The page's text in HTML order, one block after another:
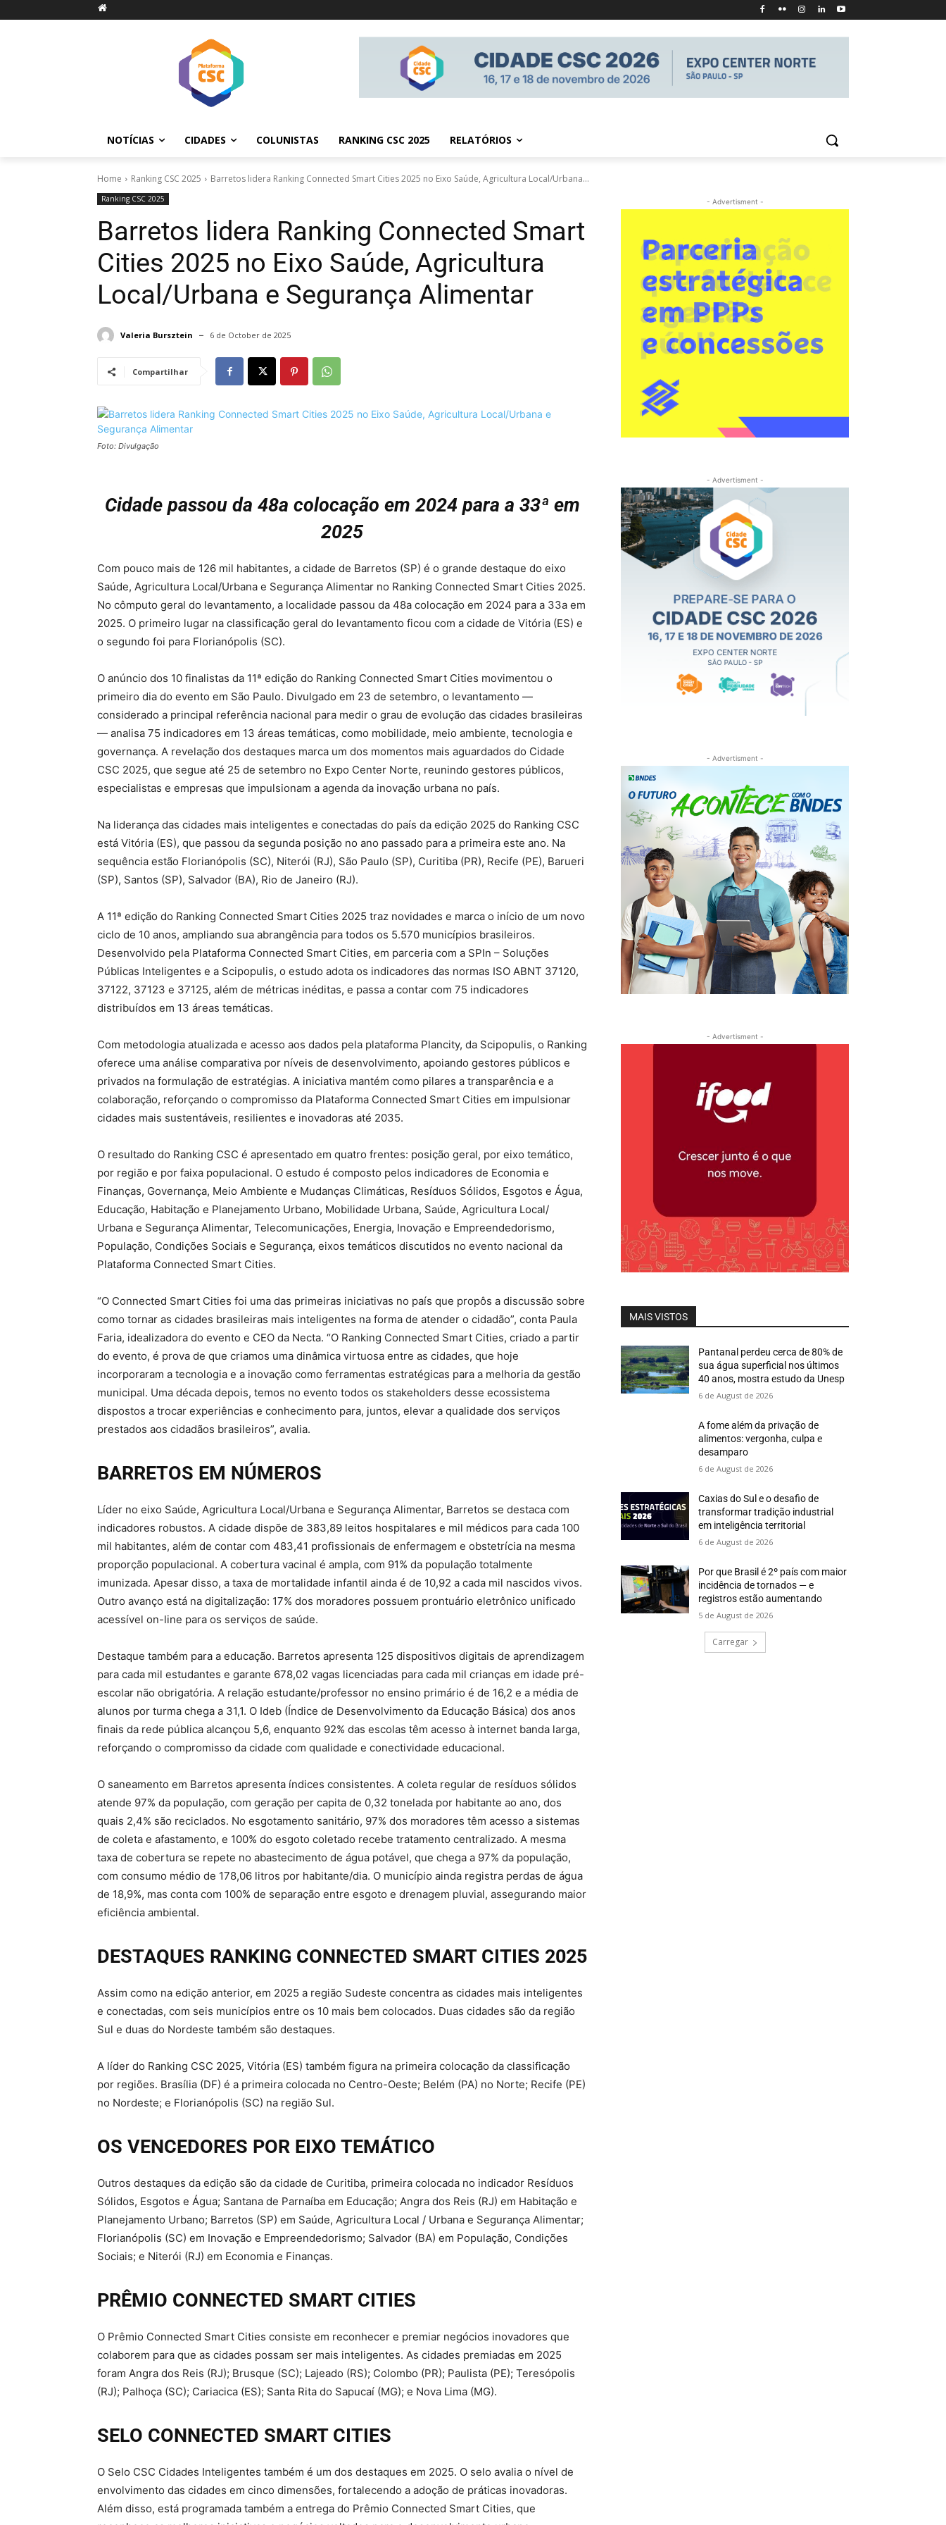
NOTÍCIAS CIDADES COLUNISTAS RANKING CSC 2025 RELATÓRIOS
Home Ranking CSC 2025 Barretos lidera Ranking Connected Smart Cities 2025 no Eixo Saúde, Agricultura Local/Urbana...
Ranking CSC 2025
Barretos lidera Ranking Connected Smart
Cities 2025 no Eixo Saúde, Agricultura
Local/Urbana e Segurança Alimentar
Valeria Bursztein 6 de October de 2025
Compartilhar
Foto: Divulgação
Cidade passou da 48a colocação em 2024 para a 33ª em
2025
Com pouco mais de 126 mil habitantes, a cidade de Barretos (SP) é o grande destaque do eixo
Saúde, Agricultura Local/Urbana e Segurança Alimentar no Ranking Connected Smart Cities 2025.
No cômputo geral do levantamento, a localidade passou da 48a colocação em 2024 para a 33a em
2025. O primeiro lugar na classificação geral do levantamento ficou com a cidade de Vitória (ES) e
o segundo foi para Florianópolis (SC).
O anúncio dos 10 finalistas da 11ª edição do Ranking Connected Smart Cities movimentou o
primeiro dia do evento em São Paulo. Divulgado em 23 de setembro, o levantamento —
considerado a principal referência nacional para medir o grau de evolução das cidades brasileiras
— analisa 75 indicadores em 13 áreas temáticas, como mobilidade, meio ambiente, tecnologia e
governança. A revelação dos destaques marca um dos momentos mais aguardados do Cidade
CSC 2025, que segue até 25 de setembro no Expo Center Norte, reunindo gestores públicos,
especialistas e empresas que impulsionam a agenda da inovação urbana no país.
Na liderança das cidades mais inteligentes e conectadas do país da edição 2025 do Ranking CSC
está Vitória (ES), que passou da segunda posição no ano passado para a primeira este ano. Na
sequência estão Florianópolis (SC), Niterói (RJ), São Paulo (SP), Curitiba (PR), Recife (PE), Barueri
(SP), Santos (SP), Salvador (BA), Rio de Janeiro (RJ).
A 11ª edição do Ranking Connected Smart Cities 2025 traz novidades e marca o início de um novo
ciclo de 10 anos, ampliando sua abrangência para todos os 5.570 municípios brasileiros.
Desenvolvido pela Plataforma Connected Smart Cities, em parceria com a SPIn – Soluções
Públicas Inteligentes e a Scipopulis, o estudo adota os indicadores das normas ISO ABNT 37120,
37122, 37123 e 37125, além de métricas inéditas, e passa a contar com 75 indicadores
distribuídos em 13 áreas temáticas.
Com metodologia atualizada e acesso aos dados pela plataforma Plancity, da Scipopulis, o Ranking
oferece uma análise comparativa por níveis de desenvolvimento, apoiando gestores públicos e
privados na formulação de estratégias. A iniciativa mantém como pilares a transparência e a
colaboração, reforçando o compromisso da Plataforma Connected Smart Cities em impulsionar
cidades mais sustentáveis, resilientes e inovadoras até 2035.
O resultado do Ranking CSC é apresentado em quatro frentes: posição geral, por eixo temático,
por região e por faixa populacional. O estudo é composto pelos indicadores de Economia e
Finanças, Governança, Meio Ambiente e Mudanças Climáticas, Resíduos Sólidos, Esgotos e Água,
Educação, Habitação e Planejamento Urbano, Mobilidade Urbana, Saúde, Agricultura Local/
Urbana e Segurança Alimentar, Telecomunicações, Energia, Inovação e Empreendedorismo,
População, Condições Sociais e Segurança, eixos temáticos discutidos no evento nacional da
Plataforma Connected Smart Cities.
“O Connected Smart Cities foi uma das primeiras iniciativas no país que propôs a discussão sobre
como tornar as cidades brasileiras mais inteligentes na forma de atender o cidadão”, conta Paula
Faria, idealizadora do evento e CEO da Necta. “O Ranking Connected Smart Cities, criado a partir
do evento, é prova de que criamos uma dinâmica virtuosa entre as cidades, que hoje
incorporaram a tecnologia e a inovação como ferramentas estratégicas para a melhoria da gestão
municipal. Uma década depois, temos no evento todos os stakeholders desse ecossistema
dispostos a trocar experiências e conhecimento para, juntos, elevar a qualidade dos serviços
prestados aos cidadãos brasileiros”, avalia.
BARRETOS EM NÚMEROS
Líder no eixo Saúde, Agricultura Local/Urbana e Segurança Alimentar, Barretos se destaca com
indicadores robustos. A cidade dispõe de 383,89 leitos hospitalares e mil médicos para cada 100
mil habitantes, além de contar com 483,41 profissionais de enfermagem e obstetrícia na mesma
proporção populacional. A cobertura vacinal é ampla, com 91% da população totalmente
imunizada. Apesar disso, a taxa de mortalidade infantil ainda é de 10,92 a cada mil nascidos vivos.
Outro avanço está na digitalização: 17% dos moradores possuem prontuário eletrônico unificado
acessível on-line para os serviços de saúde.
Destaque também para a educação. Barretos apresenta 125 dispositivos digitais de aprendizagem
para cada mil estudantes e garante 678,02 vagas licenciadas para cada mil crianças em idade pré-
escolar não obrigatória. A relação estudante/professor no ensino primário é de 16,2 e a média de
alunos por turma chega a 31,1. O Ideb (Índice de Desenvolvimento da Educação Básica) dos anos
finais da rede pública alcançou 5,6, enquanto 92% das escolas têm acesso à internet banda larga,
reforçando o compromisso da cidade com qualidade e conectividade educacional.
O saneamento em Barretos apresenta índices consistentes. A coleta regular de resíduos sólidos
atende 97% da população, com geração per capita de 0,32 tonelada por habitante ao ano, dos
quais 2,4% são reciclados. No esgotamento sanitário, 97% dos moradores têm acesso a sistemas
de coleta e afastamento, e 100% do esgoto coletado recebe tratamento centralizado. A mesma
taxa de cobertura se repete no abastecimento de água potável, que chega a 97% da população,
com consumo médio de 178,06 litros por habitante/dia. O município ainda registra perdas de água
de 18,9%, mas conta com 100% de separação entre esgoto e drenagem pluvial, assegurando maior
eficiência ambiental.
DESTAQUES RANKING CONNECTED SMART CITIES 2025
Assim como na edição anterior, em 2025 a região Sudeste concentra as cidades mais inteligentes
e conectadas, com seis municípios entre os 10 mais bem colocados. Duas cidades são da região
Sul e duas do Nordeste também são destaques.
A líder do Ranking CSC 2025, Vitória (ES) também figura na primeira colocação da classificação
por regiões. Brasília (DF) é a primeira colocada no Centro-Oeste; Belém (PA) no Norte; Recife (PE)
no Nordeste; e Florianópolis (SC) na região Sul.
OS VENCEDORES POR EIXO TEMÁTICO
Outros destaques da edição são da cidade de Curitiba, primeira colocada no indicador Resíduos
Sólidos, Esgotos e Água; Santana de Parnaíba em Educação; Angra dos Reis (RJ) em Habitação e
Planejamento Urbano; Barretos (SP) em Saúde, Agricultura Local / Urbana e Segurança Alimentar;
Florianópolis (SC) em Inovação e Empreendedorismo; Salvador (BA) em População, Condições
Sociais; e Niterói (RJ) em Economia e Finanças.
PRÊMIO CONNECTED SMART CITIES
O Prêmio Connected Smart Cities consiste em reconhecer e premiar negócios inovadores que
colaborem para que as cidades possam ser mais inteligentes. As cidades premiadas em 2025
foram Angra dos Reis (RJ); Brusque (SC); Lajeado (RS); Colombo (PR); Paulista (PE); Teresópolis
(RJ); Palhoça (SC); Cariacica (ES); Santa Rita do Sapucaí (MG); e Nova Lima (MG).
SELO CONNECTED SMART CITIES
O Selo CSC Cidades Inteligentes também é um dos destaques em 2025. O selo avalia o nível de
envolvimento das cidades em cinco dimensões, fortalecendo a adoção de práticas inovadoras.
Além disso, está programada também a entrega do Prêmio Connected Smart Cities, que
- Advertisment -
- Advertisment -
- Advertisment -
- Advertisment -
MAIS VISTOS
Pantanal perdeu cerca de 80% de
sua água superficial nos últimos
40 anos, mostra estudo da Unesp
6 de August de 2026
A fome além da privação de
alimentos: vergonha, culpa e
desamparo
6 de August de 2026
Caxias do Sul e o desafio de
transformar tradição industrial
em inteligência territorial
6 de August de 2026
Por que Brasil é 2º país com maior
incidência de tornados — e
registros estão aumentando
5 de August de 2026
Carregar